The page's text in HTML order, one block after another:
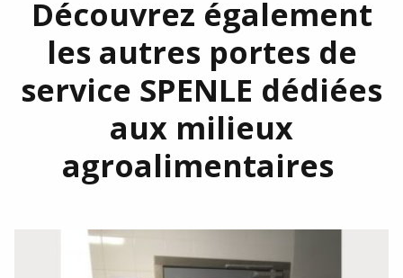
Découvrez également
les autres portes de
service SPENLE dédiées
aux milieux
agroalimentaires